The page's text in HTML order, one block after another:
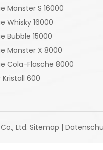
Monster S 16000
Whisky 16000
Bubble 15000
Monster X 8000
Cola-Flasche 8000
Kristall 600
Ltd. Sitemap |